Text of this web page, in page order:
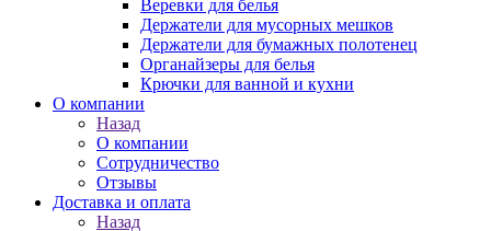
Веревки для белья
Держатели для мусорных мешков
Держатели для бумажных полотенец
Органайзеры для белья
Крючки для ванной и кухни
О компании
Назад
О компании
Сотрудничество
Отзывы
Доставка и оплата
Назад